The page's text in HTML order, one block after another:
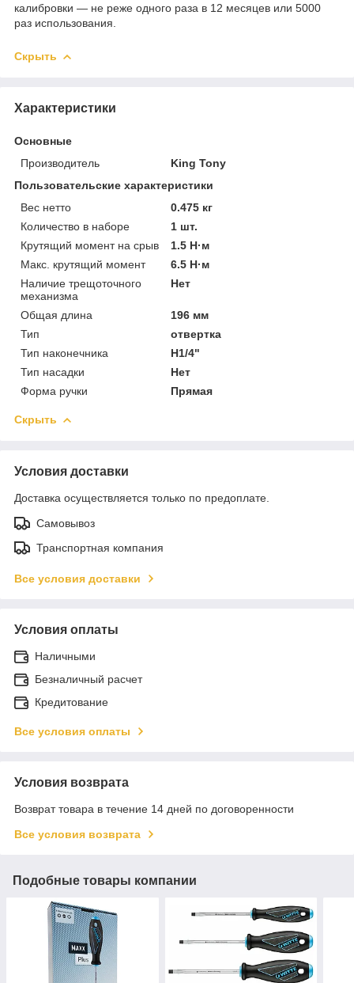
калибровки — не реже одного раза в 12 месяцев или 5000
раз использования.
Скрыть
Характеристики
Основные
Производитель
King Tony
Пользовательские характеристики
Вес нетто
0.475 кг
Количество в наборе
1 шт.
Крутящий момент на срыв
1.5 Н·м
Макс. крутящий момент
6.5 Н·м
Наличие трещоточного
механизма
Нет
Общая длина
196 мм
Тип
отвертка
Тип наконечника
H1/4"
Тип насадки
Нет
Форма ручки
Прямая
Скрыть
Условия доставки
Доставка осуществляется только по предоплате.
Самовывоз
Транспортная компания
Все условия доставки
Условия оплаты
Наличными
Безналичный расчет
Кредитование
Все условия оплаты
Условия возврата
Возврат товара в течение 14 дней по договоренности
Все условия возврата
Подобные товары компании